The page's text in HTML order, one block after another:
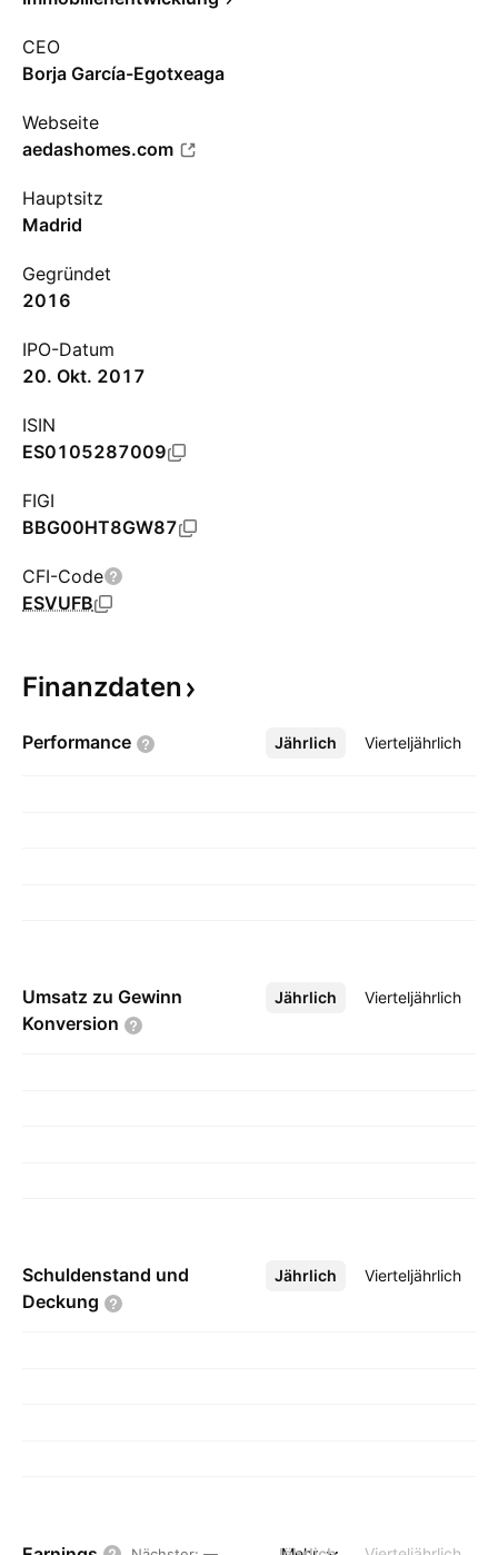
CEO
Borja García-Egotxeaga
Webseite
aedashomes.com
Hauptsitz
Madrid
Gegründet
2016
IPO-Datum
20. Okt. 2017
ISIN
ES0105287009
FIGI
BBG00HT8GW87
CFI-Code
ESVUFB
Finanzdaten
Performance Jährlich Vierteljährlich
Mehr
Umsatz zu Gewinn
Konversion
Jährlich Vierteljährlich
Mehr
Schuldenstand und
Deckung
Jährlich Vierteljährlich
Mehr